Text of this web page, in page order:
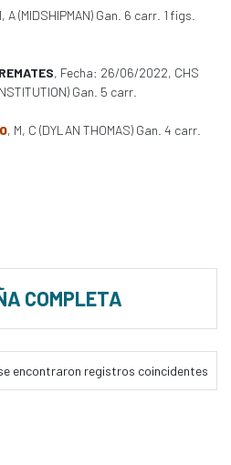
A (MIDSHIPMAN) Gan. 6 carr. 1 figs.
, Fecha: 26/06/2022, CHS
Gan. 5 carr.
, M, C (DYLAN THOMAS) Gan. 4 carr.
COMPLETA
encontraron registros coincidentes